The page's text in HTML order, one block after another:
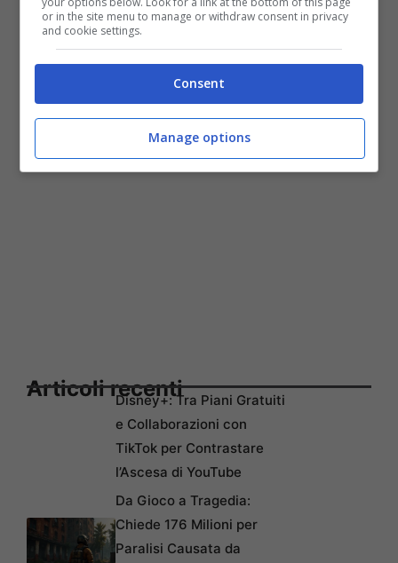
è necessario, poi ciò che è possibile e senza
rendertene conto avrai fatto l’impossibile!”-
ribadiscono gli ideatori dell’evento.
Articoli recentiDisney+: Tra Piani Gratuiti
e Collaborazioni con
TikTok per Contrastare
l’Ascesa di YouTube
Da Gioco a Tragedia:
Chiede 176 Milioni per
Paralisi Causata da
or in the site menu to manage or withdraw consent in privacy
and cookie settings.
Consent
Manage options